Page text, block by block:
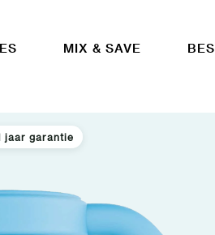
MIX & SAVE
jaar garantie